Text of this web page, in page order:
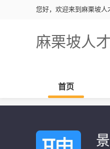
您好，欢迎来到麻栗坡人
麻栗坡人
首页